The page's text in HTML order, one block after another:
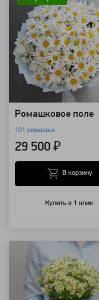
Ромашковое поле
101 ромашка
29 500 ₽
Купить в 1 клик
В корзину